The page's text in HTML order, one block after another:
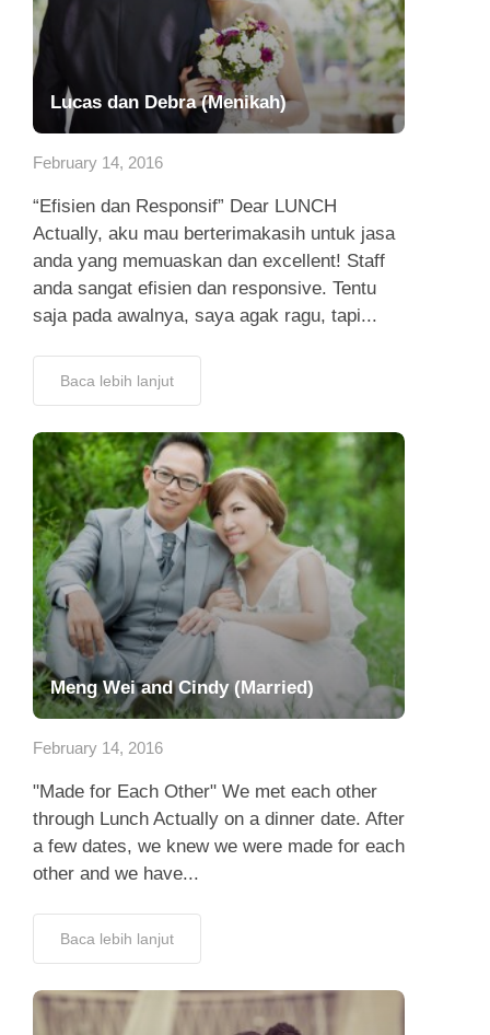
Lucas dan Debra (Menikah)
February 14, 2016
“Efisien dan Responsif” Dear LUNCH
Actually, aku mau berterimakasih untuk jasa
anda yang memuaskan dan excellent! Staff
anda sangat efisien dan responsive. Tentu
saja pada awalnya, saya agak ragu, tapi...
Baca lebih lanjut
Meng Wei and Cindy (Married)
February 14, 2016
"Made for Each Other" We met each other
through Lunch Actually on a dinner date. After
a few dates, we knew we were made for each
other and we have...
Baca lebih lanjut